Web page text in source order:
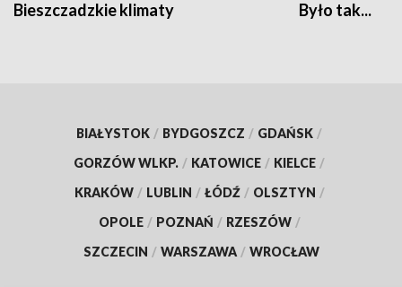
Bieszczadzkie klimaty Było tak...
BIAŁYSTOK / BYDGOSZCZ / GDAŃSK /
GORZÓW WLKP. / KATOWICE / KIELCE /
KRAKÓW / LUBLIN / ŁÓDŹ / OLSZTYN /
OPOLE / POZNAŃ / RZESZÓW /
SZCZECIN / WARSZAWA / WROCŁAW